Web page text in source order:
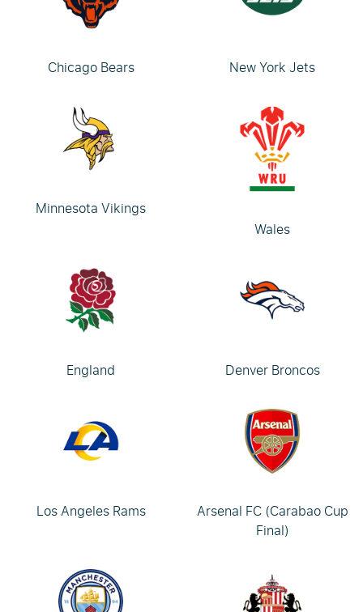
Chicago Bears New York Jets
Minnesota Vikings
Wales
England Denver Broncos
Los Angeles Rams
Arsenal FC (Carabao Cup
Final)